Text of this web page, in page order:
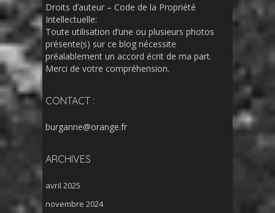
Droits d’auteur – Code de la Propriété
Intellectuelle:
Toute utilisation d’une ou plusieurs photos
présente(s) sur ce blog nécessite
préalablement un accord écrit de ma part.
Merci de votre compréhension.
CONTACT :
burganne@orange.fr
ARCHIVES
avril 2025
novembre 2024